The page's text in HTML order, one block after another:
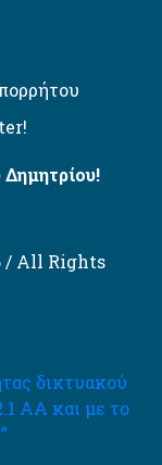
/ All Rights
δικτυακού
AA και με το